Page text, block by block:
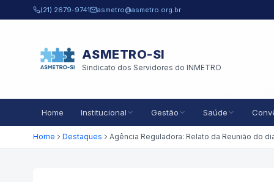
Pular para o conteúdo principal
(21) 2679-9741 asmetro@asmetro.org.br
ASMETRO-SI
Sindicato dos Servidores do INMETRO
Home Institucional Gestão Saúde
Home Destaques